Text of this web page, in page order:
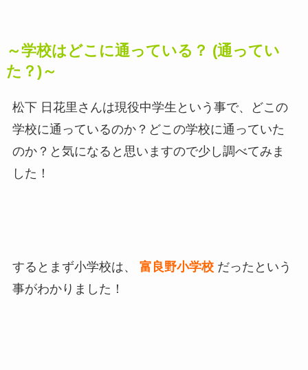
～学校はどこに通っている？ (通ってい
た？)～
松下 日花里さんは現役中学生という事で、どこの
学校に通っているのか？どこの学校に通っていた
のか？と気になると思いますので少し調べてみま
した！
するとまず小学校は、 富良野小学校 だったという
事がわかりました！